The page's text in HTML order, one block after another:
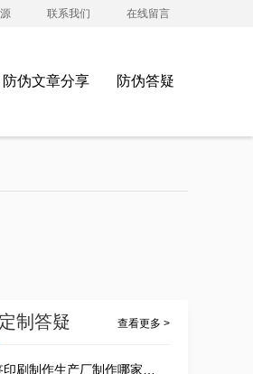
联系我们 在线留言
防伪文章分享 防伪答疑
制答疑 查看更多 >